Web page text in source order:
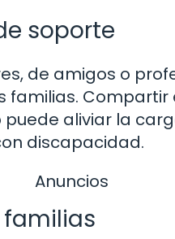
soporte
de amigos o
Compartir
aliviar la
discapacidad.
Anuncios
familias